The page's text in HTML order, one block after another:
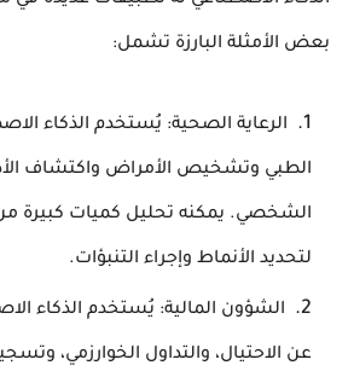
بعض الأمثلة البارزة تشمل:
الرعاية الصحية: يُستخدم الذكاء
الطبي وتشخيص الأمراض واكتشاف
الشخصي. يمكنه تحليل كميات كبيرة من
لتحديد الأنماط وإجراء التنبؤات.
الشؤون المالية: يُستخدم الذكاء
عن الاحتيال، والتداول الخوارزمي،